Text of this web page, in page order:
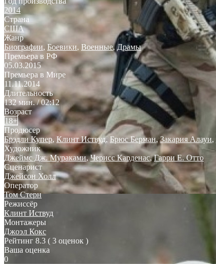
2014
Страна
США
Жанр
Биографии, Боевики, Военные,Драмы
Премьера в РФ
05.03.2015
Премьера в Мире
11.11.2014
Длительность
132 мин. / 02:12
Возраст
18+
Продюсер
Брэдли Купер, Клинт Иствуд, Брюс Берман,Закария Алауи,
Художник
Джеймс Дж. Мураками,Черисс Карденас,Гарри Е. Отто
Сценарист
Джейсон Холл
Оператор
Том Стерн
Режиссёр
Клинт Иствуд
Монтажеры
Джоэл Кокс
Рейтинг 8.3 ( 3 оценок )
Ваша оценка
0